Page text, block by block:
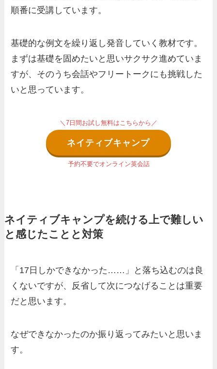
順番に受講しています。
基礎的な例文を繰り返し発音していく教材です。
まずは基礎を固めたいと思いサクサク進めていま
すが、そのうち会話やフリートーク にも挑戦した
いと思っています。
＼7日間お試し無料はこちらから／
ネイティブキャンプ
予約不要でオンライン英会話
ネイティブキャンプを続ける上で難しい
と感じたことと対策
「17日しかできなかった……」と落ち込むのは良
くないですが、反省して次につなげることは重要
だと思います。
なぜできなかったのか振り返ってみたいと思いま
す。